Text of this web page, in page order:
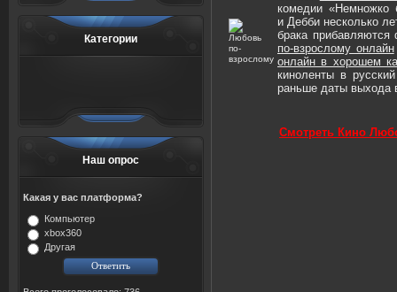
Категории
Наш опрос
Какая у вас платформа?
Компьютер
xbox360
Другая
комедии «Немножко
и Дебби несколько
брака
по-взрослому онлайн
онлайн в хорошем
киноленты в
раньше даты выхода
Смотреть Кино